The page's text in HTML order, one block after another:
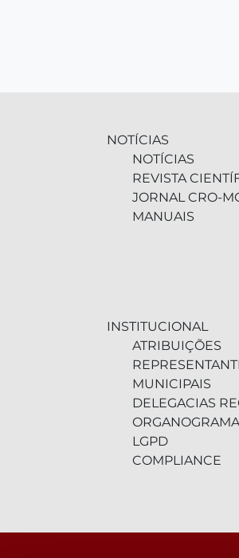
NOTÍCIAS
NOTÍCIAS
REVISTA
JORNAL CRO-
MANUAIS
INSTITUCIONAL
ATRIBUIÇÕES
MUNICIPAIS
DELEGACIAS
ORGANOGRAMA
LGPD
COMPLIANCE